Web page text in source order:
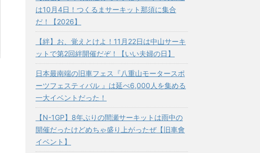
は10月4日！つくるまサーキット那須に集合
だ！【2026】
【絆】お、覚えとけよ！11月22日は中山サーキ
ットで第2回絆開催だぞ！【いい夫婦の日】
日本最南端の旧車フェス『八重山モータースポ
ーツフェスティバル 』は延べ6,000人を集める
一大イベントだった！
【N-1GP】8年ぶりの間瀬サーキットは雨中の
開催だったけどめちゃ盛り上がったぜ【旧車會
イベント】